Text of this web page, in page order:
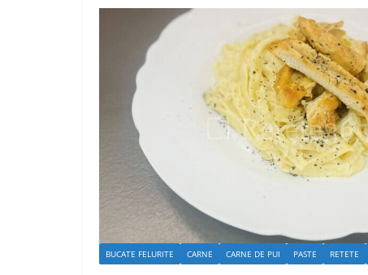
BUCATE FELURITE CARNE CARNE DE PUI PASTE RETETE